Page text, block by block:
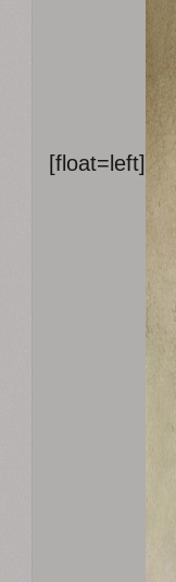
[float=left]